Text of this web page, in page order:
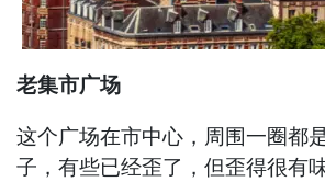
老集市广场
这个广场在市中心，周围一圈都
子，有些已经歪了，但歪得很有